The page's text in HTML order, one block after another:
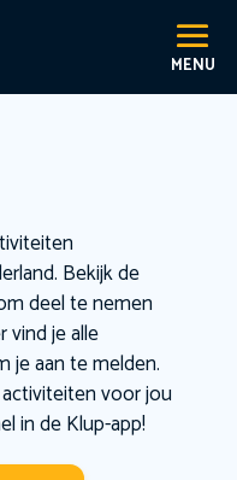
Bekijk de
deel te nemen
vind je alle
je aan te melden.
voor jou
in de Klup-app!